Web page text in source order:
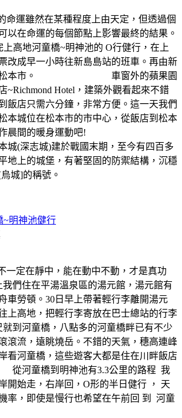
命運雖然在某種程度上由天定，但透過個
以在命運的每個節點上影響最終的結果。
高地河童橋~明神池的 O行健行，在上
改成早一小時往新島島站的班車。再由新
到松本市。 車窗外的蘋果園
~Richmond Hotel，建築外觀看起來不錯
飯店只需六分鐘，非常方便。這一天我們
本城位在松本市的市中心，從飯店到松本
，當作晨間的暖身運動吧!
城(深志城)建於戰國末期，至今有四百多
地上的城堡，有著堅固的防禦結構，沉穩
城]的稱號。
~明神池健行
一定在靜中，能在動中不動，才是真功
我們住在平湯溫泉區的湯元館，湯元館有
車勞頓。30日早上帶著輕行李離開湯元
上高地，把輕行李寄放在巴士總站的行李
就到河童橋，八點多的河童橋畔已有不少
滾流，遠眺燒岳。不錯的天氣，穗高連峰
看河童橋，這些遊客大都是住在川畔飯店
橋到明神池有3.3公里的路程 我
開始走，右岸回，O形的半日健行 ， 天
率，即使是慢行也希望在午前回 到 河童